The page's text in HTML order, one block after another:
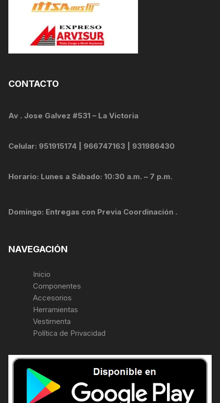
CONTACTO
Av . Jose Galvez #531 – La Victoria
Celular: 951915174 | 966747163 | 931986430
Horario: Lunes a Sábado: 10:30 a.m. – 7 p.m.
Domingo: Entregas con Previa Coordinación .
NAVEGACIÓN
Inicio
Componentes
Accesorios
Herramientas
Vestimenta
Política de Privacidad